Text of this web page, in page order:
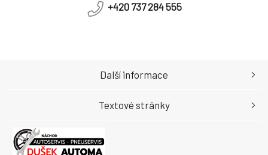
+420 737 284 555
Další informace
Textové stránky